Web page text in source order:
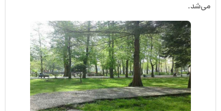
می‌شد.